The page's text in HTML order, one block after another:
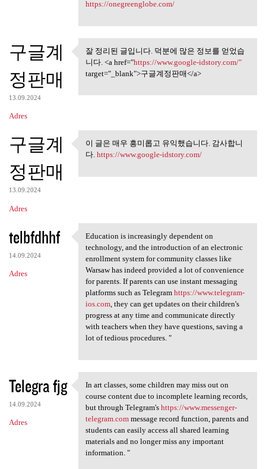
https://onegreenglobe.com/
구글계
정판매
13.09.2024
Adres
잘 정리된 글입니다. 덕분에 많은
정보를 얻었습니다.
잘 정리된 글입니다. 덕분에 많은 정보를 얻었습
니다. <a href="https://www.google-idstory.com/"
target="_blank">구글계정판매</a>
구글계
정판매
13.09.2024
Adres
이 글은 매우 흥미롭고 유익했습
이 글은 매우 흥미롭고 유익했습니다. 감사합니
다. https://www.google-idstory.com/
telbfdhhf
14.09.2024
Adres
Education is increasingly
Education is increasingly dependent on
technology, and the introduction of an electronic
enrollment system for community classes like
Warsaw has indeed provided a lot of convenience
for parents. If parents can use instant messaging
platforms such as Telegram https://www.telegram-
ios.com, they can get updates on their children's
progress at any time and communicate directly
with teachers when they have questions, saving a
lot of tedious procedures. "
Telegra fjg
14.09.2024
Adres
In art classes, some children
In art classes, some children may miss out on
course content due to incomplete learning records,
but through Telegram's https://www.messenger-
telegram.commessage record function, parents and
students can easily access all shared learning
materials and no longer miss any important
information. "